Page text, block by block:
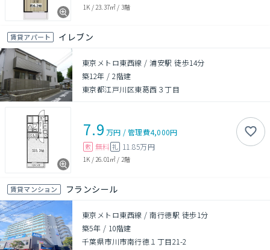
1K / 23.37㎡ / 3階
賃貸アパート イレブン
東京メトロ東西線 / 浦安駅 徒歩14分
築12年 /2階建
東京都江戸川区東葛西３丁目
7.9 万円 /管理費4,000円
敷 無料 礼 11.85万円
1K / 26.01㎡ / 2階
賃貸マンション フランシール
東京メトロ東西線 / 南行徳駅 徒歩1分
築5年 / 10階建
千葉県市川市南行徳１丁目21-2